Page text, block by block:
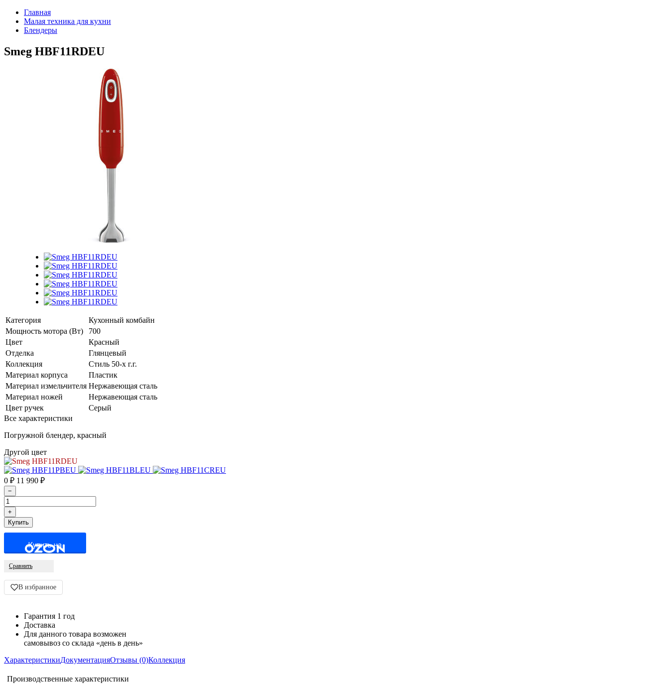
Главная
Малая техника для кухни
Блендеры
Smeg HBF11RDEU
Категория
Кухонный комбайн
Мощность мотора (Вт)
700
Цвет
Красный
Отделка
Глянцевый
Коллекция
Стиль 50-х г.г.
Материал корпуса
Пластик
Материал измельчителя Нержавеющая сталь
Материал ножей
Нержавеющая сталь
Цвет ручек
Серый
Все характеристики
Погружной блендер, красный
Другой цвет
0 ₽ 11 990 ₽
Купить на
Сравнить
В избранное
Гарантия 1 год
Доставка
Для данного товара возможен
самовывоз со склада «день в день»
ХарактеристикиДокументацияОтзывы (0)Коллекция
Производственные характеристики